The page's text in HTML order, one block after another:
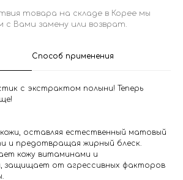
Способ применения
с экстрактом полыни! Теперь
оставляя естественный матовый
и предотвращая жирный блеск.
кожу витаминами и
защищает от агрессивных факторов